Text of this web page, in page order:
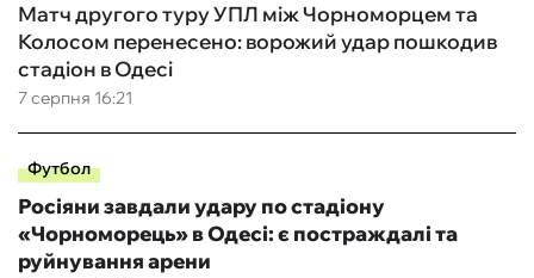
7 серпня 16:21
Матч другого туру УПЛ між Чорноморцем та
Колосом перенесено: ворожий удар пошкодив
стадіон в Одесі
Футбол
Росіяни завдали удару по стадіону
«Чорноморець» в Одесі: є постраждалі та
руйнування арени